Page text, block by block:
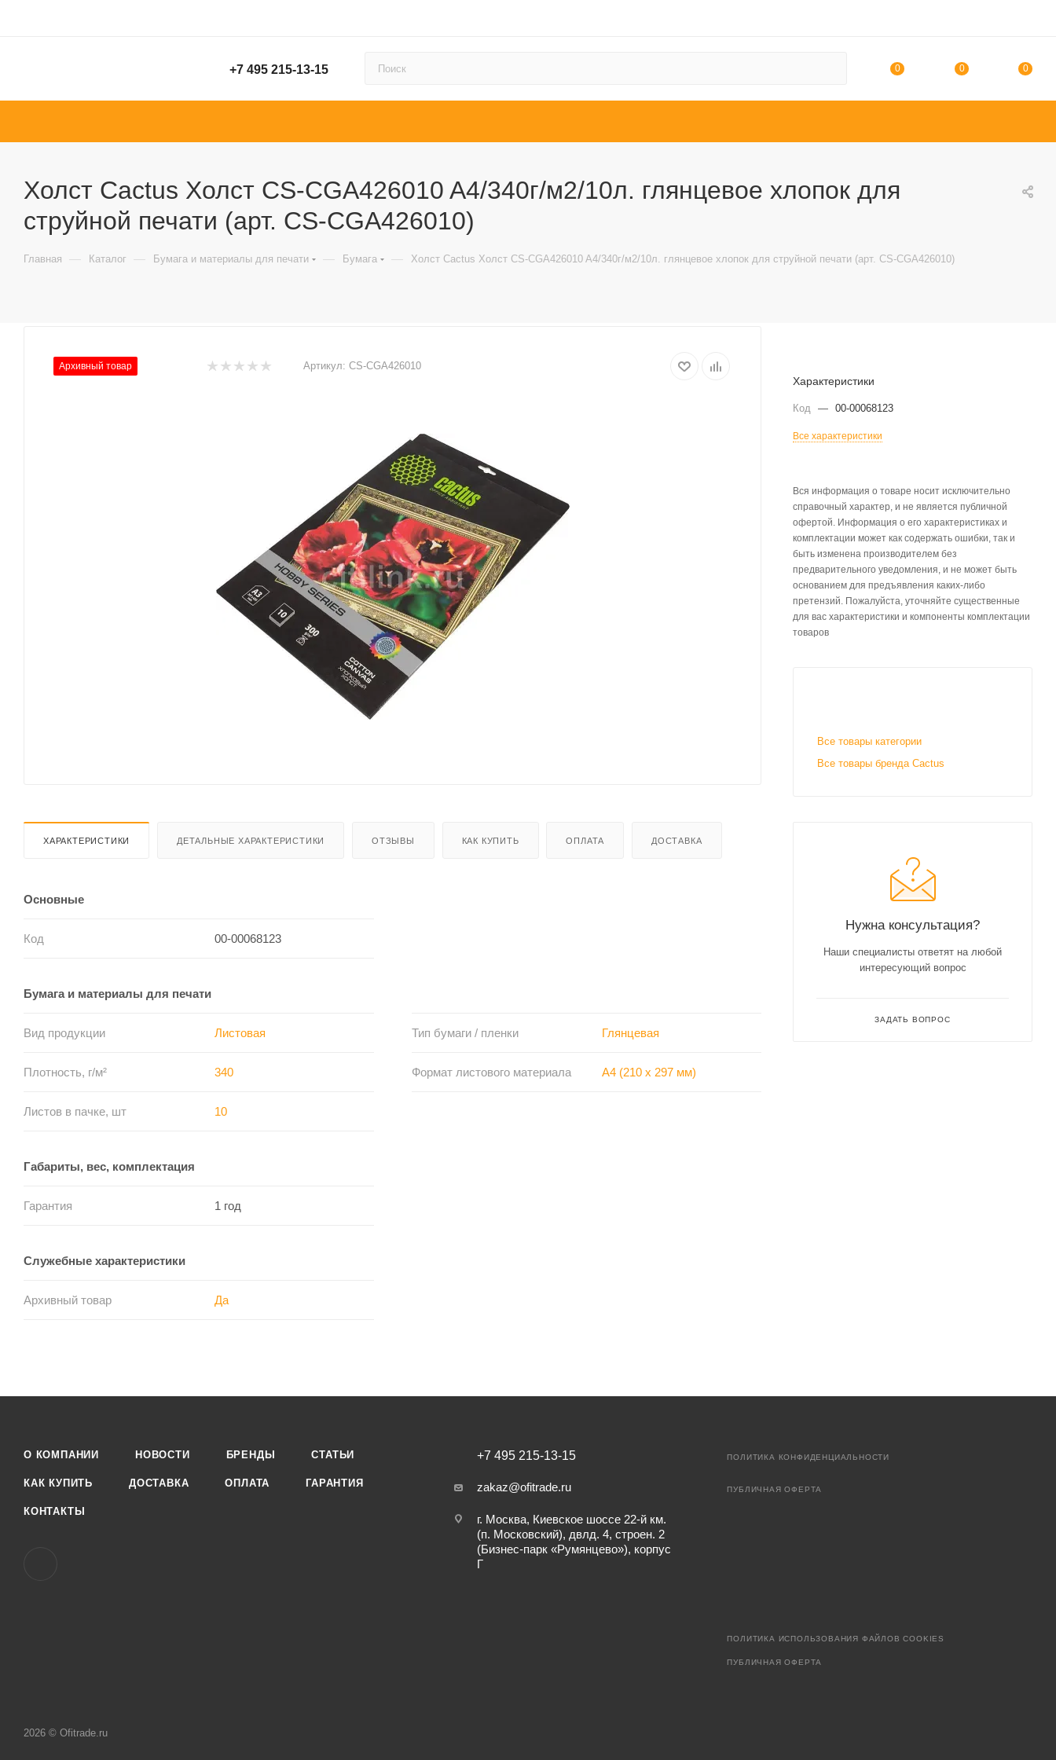
+7 495 215-13-15 0 0 0
Холст Cactus Холст CS-СGA426010 A4/340г/м2/10л. глянцевое хлопок для
струйной печати (арт. CS-CGA426010)
Главная — Каталог — Бумага и материалы для печати — Бумага — Холст Cactus Холст CS-СGA426010 A4/340г/м2/10л. глянцевое хлопок для струйной печати (арт. CS-CGA426010)
Архивный товар Артикул: CS-CGA426010
ХАРАКТЕРИСТИКИ ДЕТАЛЬНЫЕ ХАРАКТЕРИСТИКИ ОТЗЫВЫ КАК КУПИТЬ ОПЛАТА ДОСТАВКА
Основные
Код 00-00068123
Бумага и материалы для печати
Вид продукции Листовая Тип бумаги / пленки Глянцевая
Плотность, г/м² 340 Формат листового материала A4 (210 x 297 мм)
Листов в пачке, шт 10
Габариты, вес, комплектация
Гарантия 1 год
Служебные характеристики
Архивный товар Да
Характеристики
Код — 00-00068123
Все характеристики
Вся информация о товаре носит исключительно
справочный характер, и не является публичной
офертой. Информация о его характеристиках и
комплектации может как содержать ошибки, так и
быть изменена производителем без
предварительного уведомления, и не может быть
основанием для предъявления каких-либо
претензий. Пожалуйста, уточняйте существенные
для вас характеристики и компоненты комплектации
товаров
Все товары категории
Все товары бренда Cactus
Нужна консультация?
Наши специалисты ответят на любой
интересующий вопрос
ЗАДАТЬ ВОПРОС
О КОМПАНИИ НОВОСТИ БРЕНДЫ СТАТЬИ
КАК КУПИТЬ ДОСТАВКА ОПЛАТА ГАРАНТИЯ
КОНТАКТЫ
+7 495 215-13-15
zakaz@ofitrade.ru
г. Москва, Киевское шоссе 22-й км.
(п. Московский), двлд. 4, строен. 2
(Бизнес-парк «Румянцево»), корпус
Г
ПОЛИТИКА КОНФИДЕНЦИАЛЬНОСТИ
ПУБЛИЧНАЯ ОФЕРТА
ПОЛИТИКА ИСПОЛЬЗОВАНИЯ ФАЙЛОВ COOKIES
ПУБЛИЧНАЯ ОФЕРТА
2026 © Ofitrade.ru